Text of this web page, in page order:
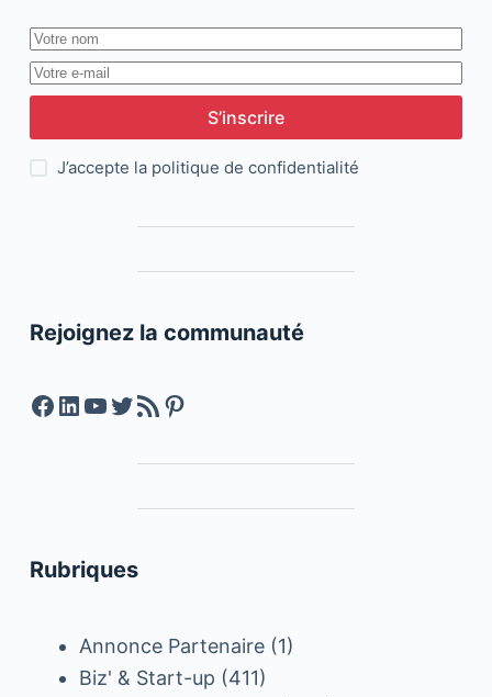
S’inscrire
J’accepte la politique de confidentialité
Rejoignez la communauté
Facebook
LinkedIn
YouTube
Twitter
Feed RSSPinterest
Rubriques
Annonce Partenaire(1)
Biz' & Start-up (411)